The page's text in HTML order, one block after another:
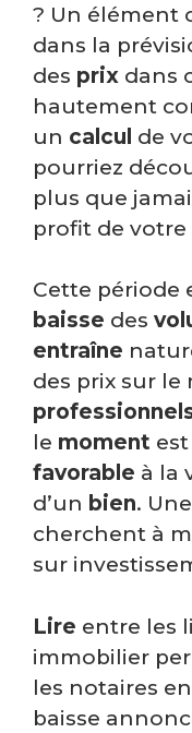
? Un élément
dans la
des prix dans
hautement
un calcul de
pourriez
plus que
profit de
Cette période
baisse des
entraîne
des prix sur le
le moment
favorable à la
d’un bien.
cherchent à
sur
Lire entre les
immobilier
les notaires
baisse